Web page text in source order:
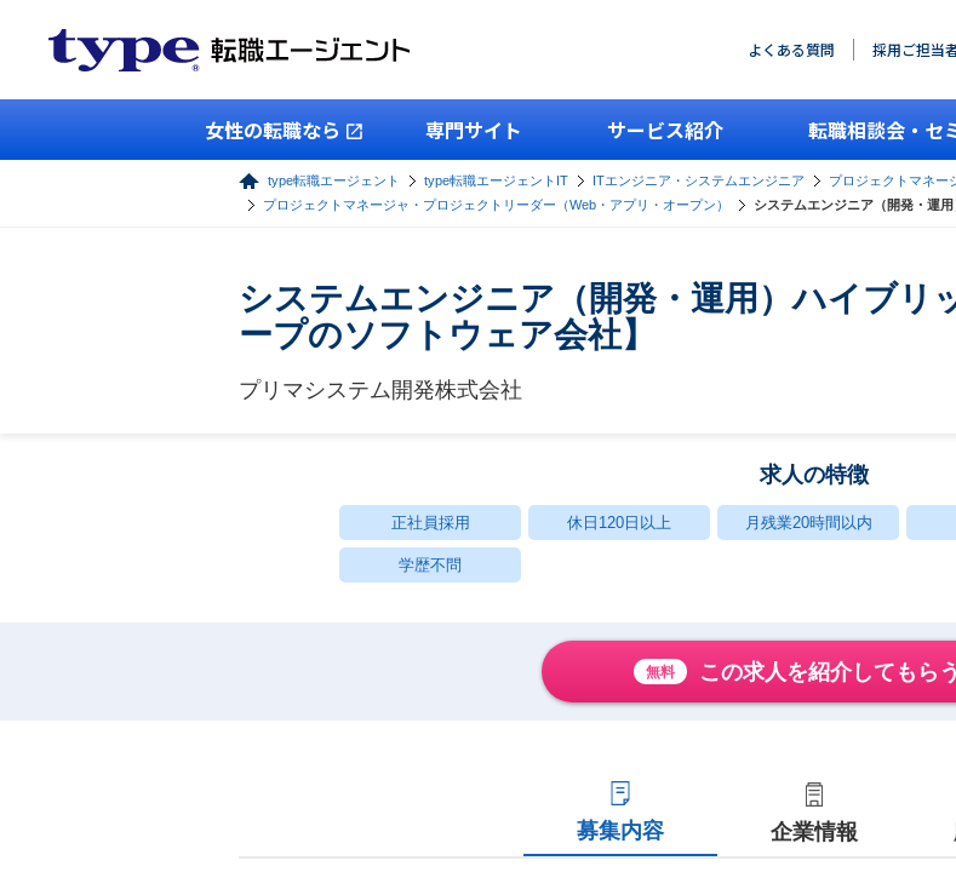
よくある質問 採用ご担当
女性の転職なら 専門サイト サービス紹介 転職相談会・セ
type転職エージェント type転職エージェントIT ITエンジニア・システムエンジニア
プロジェクトマネー
プロジェクトマネージャ・プロジェクトリーダー（Web・アプリ・オープン）
システムエンジニア（開発・運
システムエンジニア（開発・運用）ハイブリ
ープのソフトウェア会社】
プリマシステム開発株式会社
求人の特徴
正社員採用 休日120日以上 月残業20時間以内
学歴不問
無料 この求人を紹介してもらう
募集内容 企業情報